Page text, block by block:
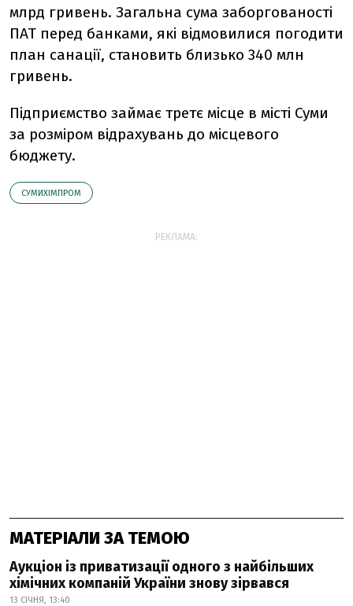
млрд гривень. Загальна сума заборгованості
ПАТ перед банками, які відмовилися погодити
план санації, становить близько 340 млн
гривень.
Підприємство займає третє місце в місті Суми
за розміром відрахувань до місцевого
бюджету.
СУМИХІМПРОМ
РЕКЛАМА:
МАТЕРІАЛИ ЗА ТЕМОЮ
Аукціон із приватизації одного з найбільших
хімічних компаній України знову зірвався
13 СІЧНЯ, 13:40